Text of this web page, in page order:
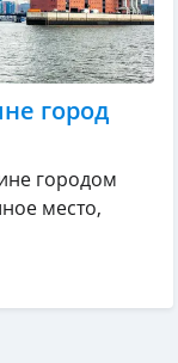
город
городом
место,